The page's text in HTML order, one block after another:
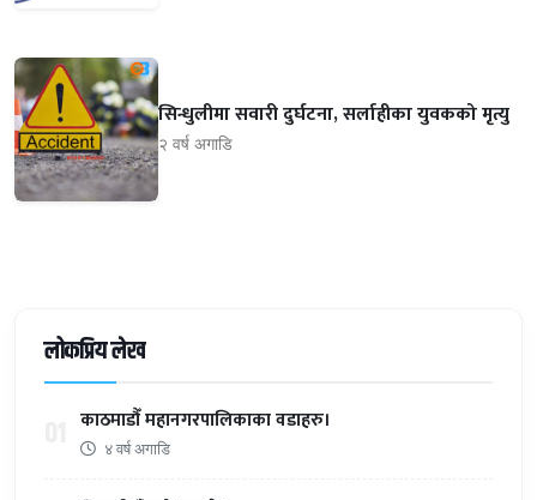
सिन्धुलीमा सवारी दुर्घटना, सर्लाहीका युवकको मृत्यु
२ वर्ष अगाडि
लोकप्रिय लेख
काठमाडौँ महानगरपालिकाका वडाहरु।
४ वर्ष अगाडि